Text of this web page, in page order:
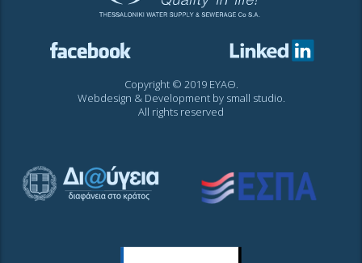
Copyright © 2019 ΕΥΑΘ.
Webdesign & Development by small studio.
All rights reserved